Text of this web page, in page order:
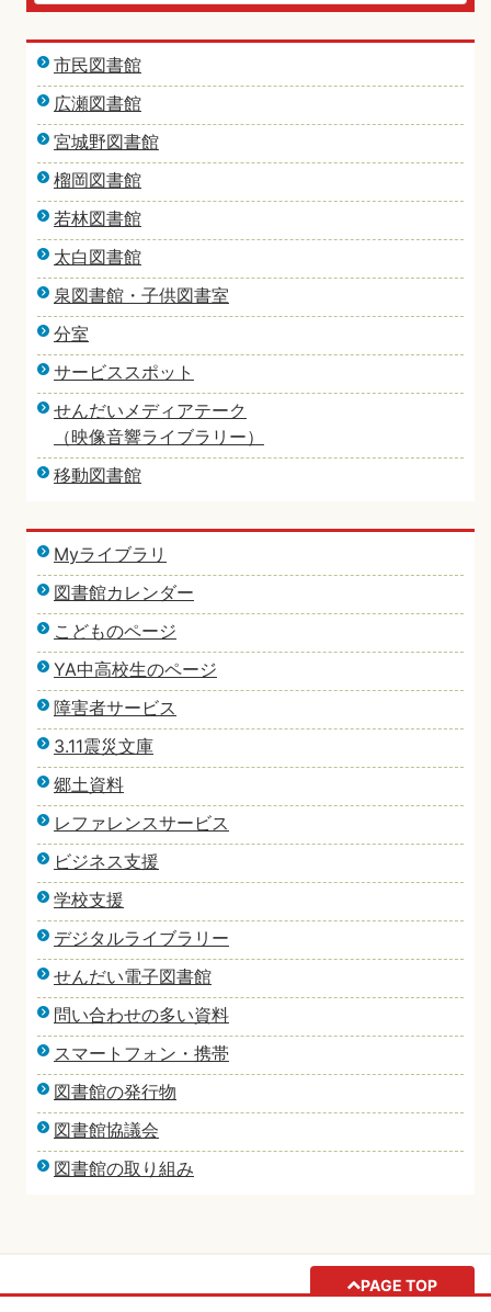
市民図書館
広瀬図書館
宮城野図書館
榴岡図書館
若林図書館
太白図書館
泉図書館・子供図書室
分室
サービススポット
せんだいメディアテーク
（映像音響ライブラリー）
移動図書館
Myライブラリ
図書館カレンダー
こどものページ
YA中高校生のページ
障害者サービス
3.11震災文庫
郷土資料
レファレンスサービス
ビジネス支援
学校支援
デジタルライブラリー
せんだい電子図書館
問い合わせの多い資料
スマートフォン・携帯
図書館の発行物
図書館協議会
図書館の取り組み
PAGE TOP